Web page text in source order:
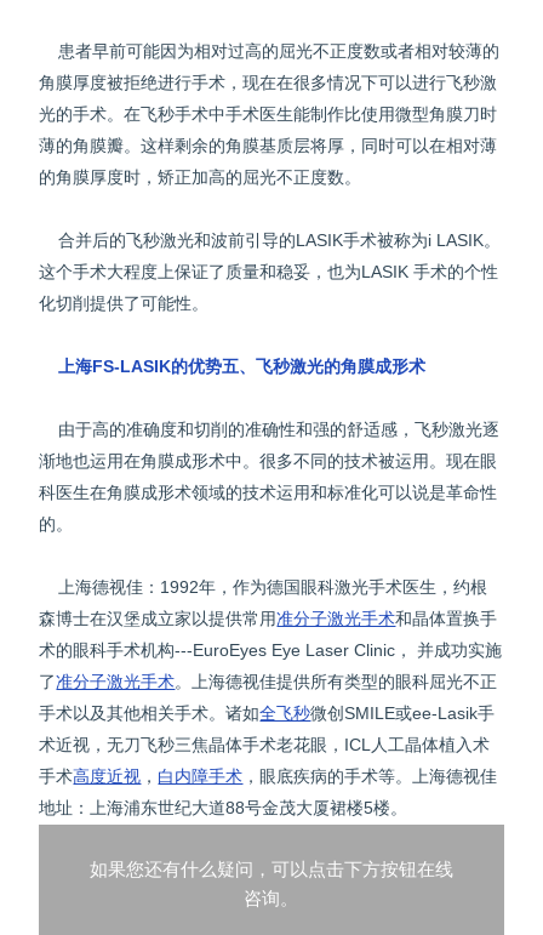
患者早前可能因为相对过高的屈光不正度数或者相对较薄的
角膜厚度被拒绝进行手术，现在在很多情况下可以进行飞秒激
光的手术。在飞秒手术中手术医生能制作比使用微型角膜刀时
薄的角膜瓣。这样剩余的角膜基质层将厚，同时可以在相对薄
的角膜厚度时，矫正加高的屈光不正度数。
合并后的飞秒激光和波前引导的LASIK手术被称为i LASIK。
这个手术大程度上保证了质量和稳妥，也为LASIK 手术的个性
化切削提供了可能性。
上海FS-LASIK的优势五、飞秒激光的角膜成形术
由于高的准确度和切削的准确性和强的舒适感，飞秒激光逐
渐地也运用在角膜成形术中。很多不同的技术被运用。现在眼
科医生在角膜成形术领域的技术运用和标准化可以说是革命性
的。
上海德视佳：1992年，作为德国眼科激光手术医生，约根
森博士在汉堡成立家以提供常用准分子激光手术和晶体置换手
术的眼科手术机构---EuroEyes Eye Laser Clinic， 并成功实施
了准分子激光手术。上海德视佳提供所有类型的眼科屈光不正
手术以及其他相关手术。诸如全飞秒微创SMILE或ee-Lasik手
术近视，无刀飞秒三焦晶体手术老花眼，ICL人工晶体植入术
手术高度近视 ， 白内障手术 ，眼底疾病的手术等。上海德视佳
地址：上海浦东世纪大道88号金茂大厦裙楼5楼。
如果您还有什么疑问，可以点击下方按钮在线
咨询。